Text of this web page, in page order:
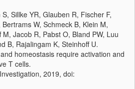
Sillke YR, Glauben R, Fischer F,
W, Schmeck B, Klein M,
Jacob R, Pabst O, Bland PW, Luu
B, Rajalingam K, Steinhoff U.
homeostasis require activation and
T cells.
2019, doi: